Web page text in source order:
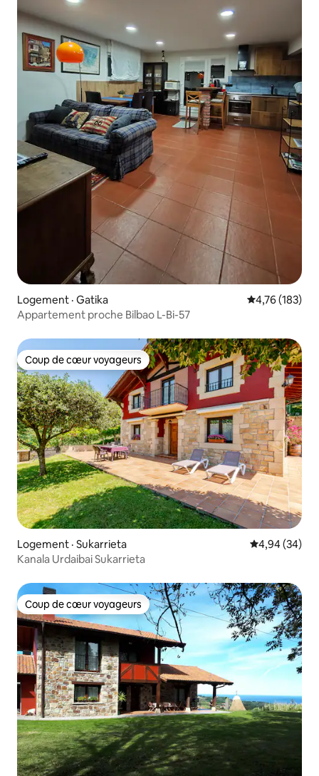
Logement · Gatika Note
4,76 (183)
Appartement proche Bilbao L-Bi-57
Coup de cœur voyageurs
Coup de cœur voyageurs
Logement · Sukarrieta Note
4,94 (34)
Kanala Urdaibai Sukarrieta
Coup de cœur voyageurs
Coup de cœur voyageurs